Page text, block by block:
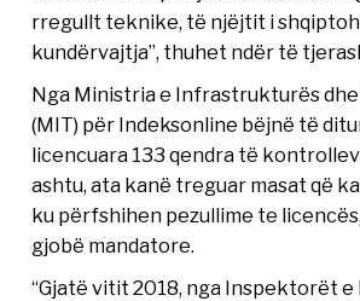
rregullt teknike, të njëjtit i
kundërvajtja”, thuhet ndër të
Nga Ministria e Infrastrukturës
(MIT) për Indeksonline bëjnë të
licencuara 133 qendra të
ashtu, ata kanë treguar masat që
ku përfshihen pezullime te
gjobë mandatore.
“Gjatë vitit 2018, nga Inspektorët